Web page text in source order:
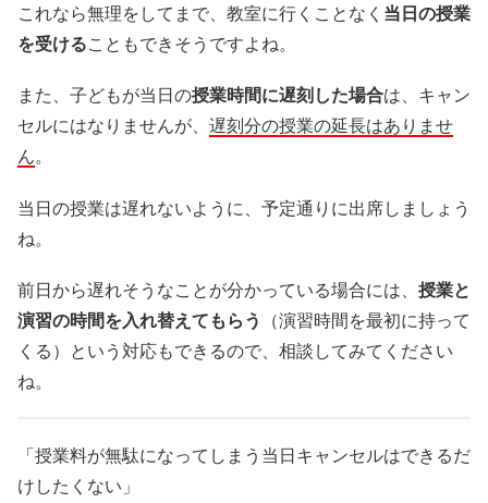
これなら無理をしてまで、教室に行くことなく 当日の授業
を受けることもできそうですよね。
また、子どもが当日の授業時間に遅刻した場合は、キャン
セルにはなりませんが、 遅刻分の授業の延長はありませ
ん。
当日の授業は遅れないように、予定通りに出席しましょう
ね。
前日から遅れそうなことが分かっている場合には、 授業と
演習の時間を入れ替えてもらう （演習時間を最初に持って
くる）という対応もできるので、相談してみてください
ね。
「授業料が無駄になってしまう当日キャンセルはできるだ
けしたくない」